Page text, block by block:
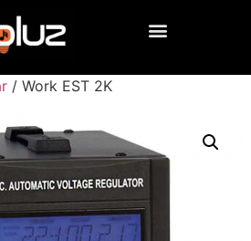
/ Work EST 2K